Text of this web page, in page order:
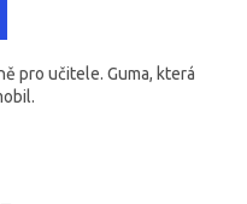
pro učitele. Guma, která